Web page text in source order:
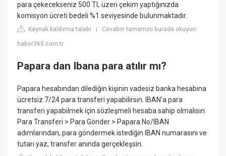
para çekecekseniz 500 TL üzeri çekim yaptığınızda
komisyon ücreti bedeli %1 seviyesinde bulunmaktadır.
Kaynak kaldırma talebi |Cevabın tamamını burada okuyun:
haber365.com.tr
Papara dan Ibana para atılır mı?
Papara hesabından dilediğin kişinin vadesiz banka hesabına
ücretsiz 7/24 para transferi yapabilirsin. IBAN'a para
transferi yapabilmek için sözleşmeli hesaba sahip olmalısın.
Para Transferi > Para Gönder > Papara No/IBAN
adımlarından, para göndermek istediğin IBAN numarasını ve
tutarı yaz, transfer anında gerçekleşsin.